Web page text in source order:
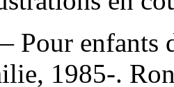
Pour enfants
1985-.